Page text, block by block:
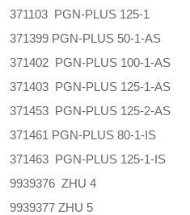
371103 PGN-PLUS 125-1
371399 PGN-PLUS 50-1-AS
371402 PGN-PLUS 100-1-AS
371403 PGN-PLUS 125-1-AS
371453 PGN-PLUS 125-2-AS
371461 PGN-PLUS 80-1-IS
371463 PGN-PLUS 125-1-IS
9939376 ZHU 4
9939377 ZHU 5